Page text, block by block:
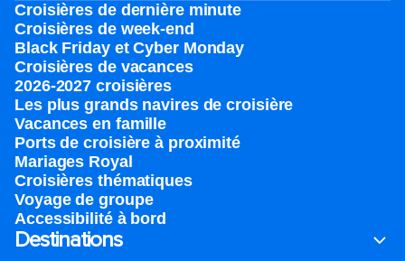
Croisières de dernière minute
Croisières de week-end
Black Friday et Cyber Monday
Croisières de vacances
2026-2027 croisières
Les plus grands navires de croisière
Vacances en famille
Ports de croisière à proximité
Mariages Royal
Croisières thématiques
Voyage de groupe​
Accessibilité à bord​
Destinations